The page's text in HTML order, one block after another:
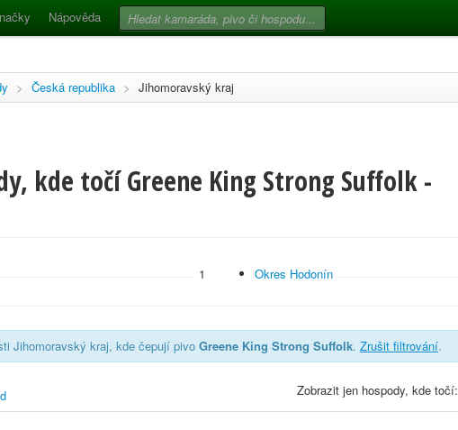
Nápověda
> Česká republika > Jihomoravský kraj
kde točí Greene King Strong Suffolk -
1 Okres Hodonín
Jihomoravský kraj, kde čepují pivo Greene King Strong Suffolk. Zrušit filtrování.
Zobrazit jen hospody, kde točí: